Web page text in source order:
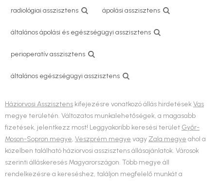
radiológiai asszisztens ápolási asszisztens
általános ápolási és egészségügyi asszisztens
perioperatív asszisztens
általános egészségügyi asszisztens
Háziorvosi Asszisztens kifejezésre vonatkozó állás hirdetések Vas
megye területén. Változatos munkalehetőségek, a magasabb
fizetések, jelentkezz most! Leggyakoribb keresési terület Győr-
Moson-Sopron megye, Veszprém megye vagy Zala megye ahol a
közelben található háziorvosi asszisztens állásajánlatok. Városok
szerinti álláskeresés Magyarországon. Több megye áll
rendelkezésre a kereséshez, találjon megfelelő munkát a